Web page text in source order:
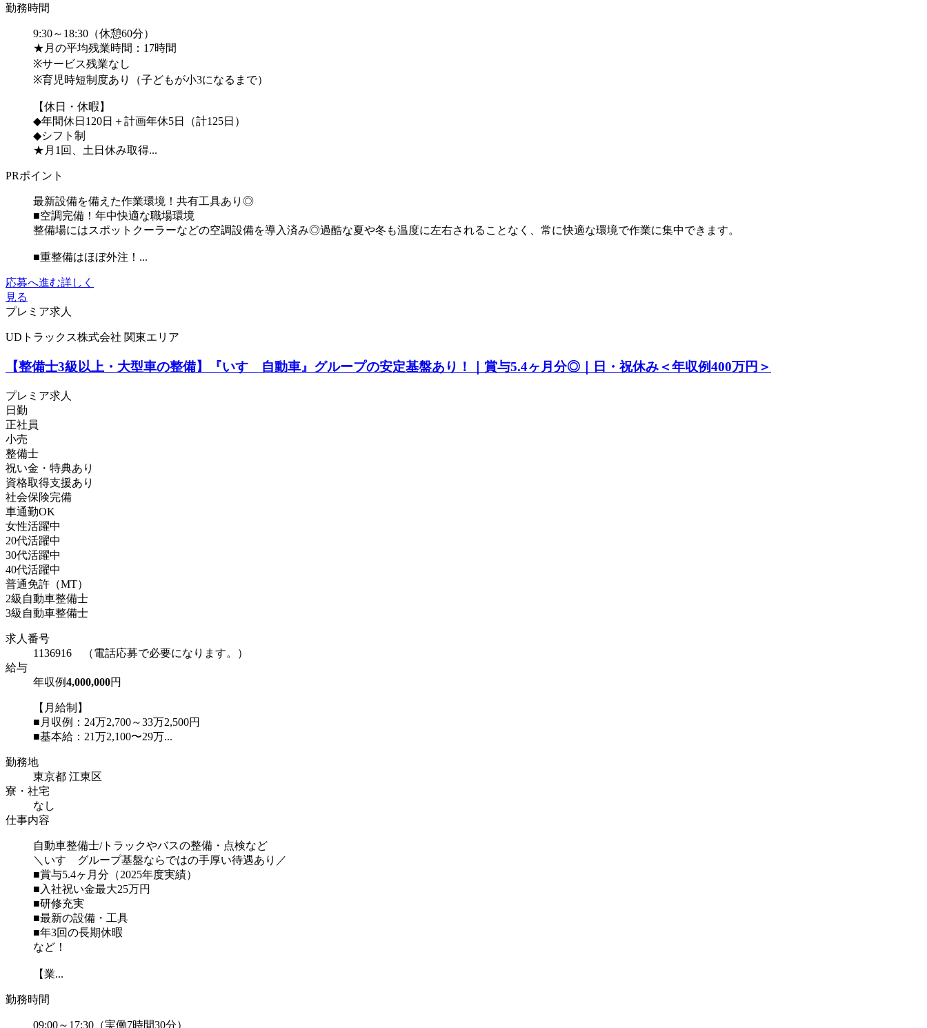
勤務時間
9:30～18:30（休憩60分）
★月の平均残業時間：17時間
※サービス残業なし
※育児時短制度あり（子どもが小3になるまで）
【休日・休暇】
◆年間休日120日＋計画年休5日（計125日）
◆シフト制
★月1回、土日休み取得...
PRポイント
最新設備を備えた作業環境！共有工具あり◎
■空調完備！年中快適な職場環境
整備場にはスポットクーラーなどの空調設備を導入済み◎過酷な夏や冬も温度に左右されることなく、常に快適な環境で作業に集中できます。
■重整備はほぼ外注！...
応募へ進む詳しく
見る
プレミア求人
UDトラックス株式会社 関東エリア
【整備士3級以上・大型車の整備】『いすゞ自動車』グループの安定基盤あり！｜賞与5.4ヶ月分◎｜日・祝休み＜年収例400万円＞
プレミア求人
日勤
正社員
小売
整備士
祝い金・特典あり
資格取得支援あり
社会保険完備
車通勤OK
女性活躍中
20代活躍中
30代活躍中
40代活躍中
普通免許（MT）
2級自動車整備士
3級自動車整備士
求人番号
1136916 （電話応募で必要になります。）
給与
年収例4,000,000円
【月給制】
■月収例：24万2,700～33万2,500円
■基本給：21万2,100〜29万...
勤務地
東京都 江東区
寮・社宅
なし
仕事内容
自動車整備士/トラックやバスの整備・点検など
＼いすゞグループ基盤ならではの手厚い待遇あり／
■賞与5.4ヶ月分（2025年度実績）
■入社祝い金最大25万円
■研修充実
■最新の設備・工具
■年3回の長期休暇
など！
【業...
勤務時間
09:00～17:30（実働7時間30分）